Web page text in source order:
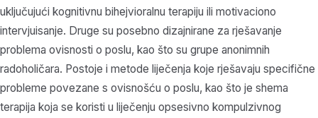
uključujući kognitivnu bihejvioralnu terapiju ili motivaciono
intervjuisanje. Druge su posebno dizajnirane za rješavanje
problema ovisnosti o poslu, kao što su grupe anonimnih
radoholičara. Postoje i metode liječenja koje rješavaju specifične
probleme povezane s ovisnošću o poslu, kao što je shema
terapija koja se koristi u liječenju opsesivno kompulzivnog